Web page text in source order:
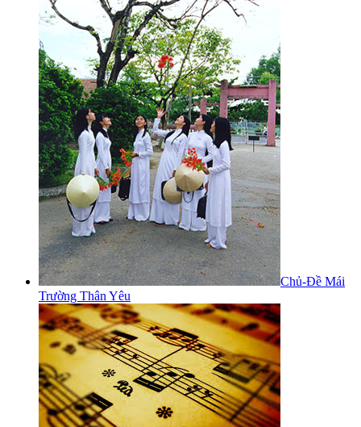
Chủ-Đề Mái
Trường Thân Yêu